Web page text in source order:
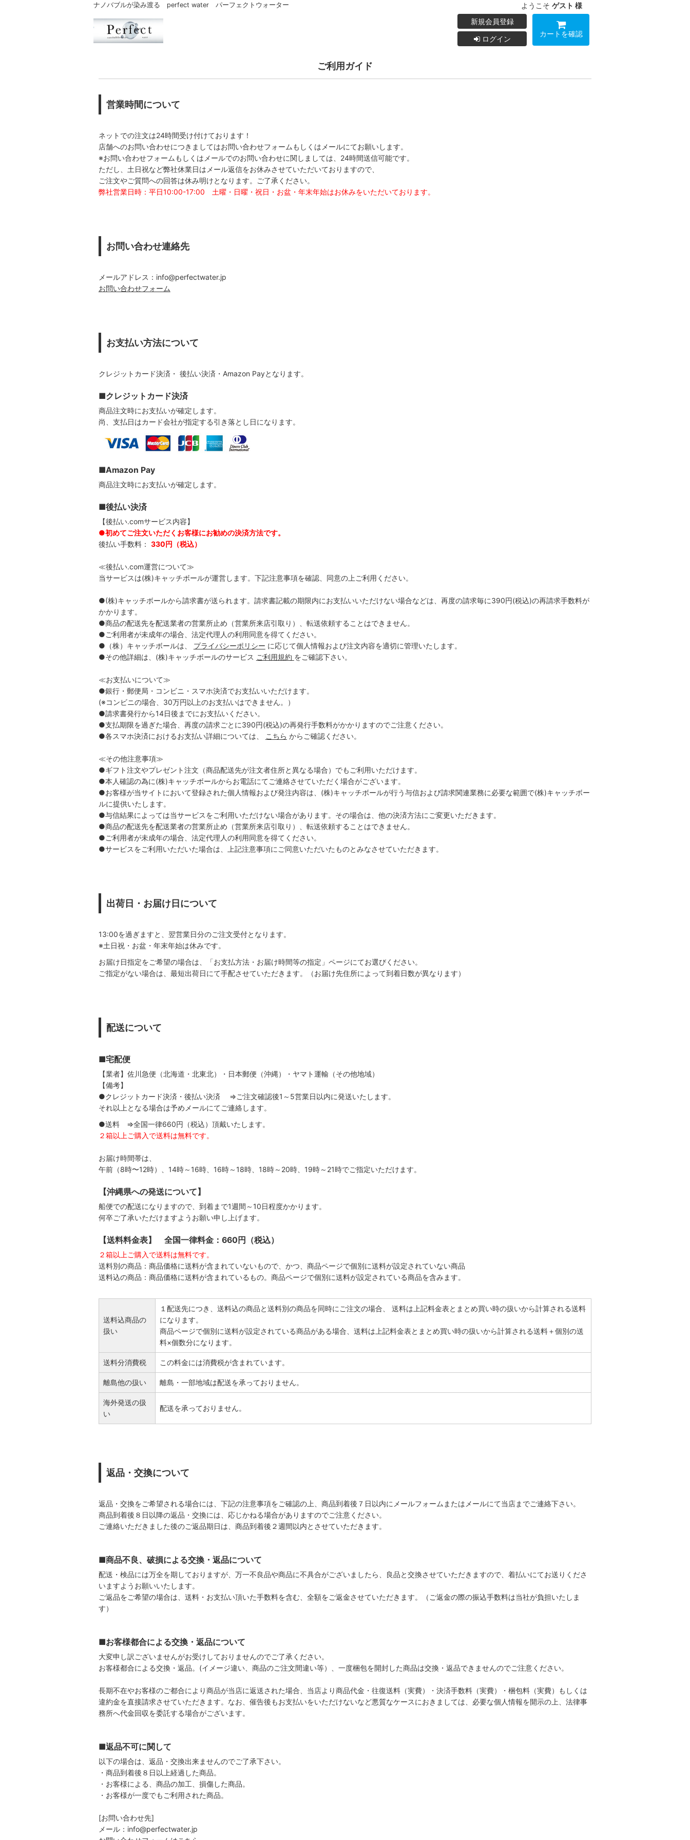
ナノバブルが染み渡る perfect water パーフェクトウォーター ようこそ ゲスト 様
新規会員登録
ログイン
カートを確認
ご利用ガイド
営業時間について
ネットでの注文は24時間受け付けております！
店舗へのお問い合わせにつきましてはお問い合わせフォームもしくはメールにてお願いします。
※お問い合わせフォームもしくはメールでのお問い合わせに関しましては、24時間送信可能です。
ただし、土日祝など弊社休業日はメール返信をお休みさせていただいておりますので、
ご注文やご質問への回答は休み明けとなります。ご了承ください。
弊社営業日時：平日10:00-17:00 土曜・日曜・祝日・お盆・年末年始はお休みをいただいております。
お問い合わせ連絡先
メールアドレス：info@perfectwater.jp
お問い合わせフォーム
お支払い方法について
クレジットカード決済・ 後払い決済・Amazon Payとなります。
■クレジットカード決済
商品注文時にお支払いが確定します。
尚、支払日はカード会社が指定する引き落とし日になります。
■Amazon Pay
商品注文時にお支払いが確定します。
■後払い決済
【後払い.comサービス内容】
●初めてご注文いただくお客様にお勧めの決済方法です。
後払い手数料： 330円（税込）
≪後払い.com運営について≫
当サービスは(株)キャッチボールが運営します。下記注意事項を確認、同意の上ご利用ください。
●(株)キャッチボールから請求書が送られます。請求書記載の期限内にお支払いいただけない場合などは、再度の請求毎に390円(税込)の再請求手数料が
かかります。
●商品の配送先を配送業者の営業所止め（営業所来店引取り）、転送依頼することはできません。
●ご利用者が未成年の場合、法定代理人の利用同意を得てください。
●（株）キャッチボールは、 プライバシーポリシー に応じて個人情報および注文内容を適切に管理いたします。
●その他詳細は、(株)キャッチボールのサービス ご利用規約 をご確認下さい。
≪お支払いについて≫
●銀行・郵便局・コンビニ・スマホ決済でお支払いいただけます。
(※コンビニの場合、30万円以上のお支払いはできません。）
●請求書発行から14日後までにお支払いください。
●支払期限を過ぎた場合、再度の請求ごとに390円(税込)の再発行手数料がかかりますのでご注意ください。
●各スマホ決済におけるお支払い詳細については、
こちら からご確認ください。
≪その他注意事項≫
●ギフト注文やプレゼント注文（商品配送先が注文者住所と異なる場合）でもご利用いただけます。
●本人確認の為に(株)キャッチボールからお電話にてご連絡させていただく場合がございます。
●お客様が当サイトにおいて登録された個人情報および発注内容は、(株)キャッチボールが行う与信および請求関連業務に必要な範囲で(株)キャッチボー
ルに提供いたします。
●与信結果によっては当サービスをご利用いただけない場合があります。その場合は、他の決済方法にご変更いただきます。
●商品の配送先を配送業者の営業所止め（営業所来店引取り）、転送依頼することはできません。
●ご利用者が未成年の場合、法定代理人の利用同意を得てください。
●サービスをご利用いただいた場合は、上記注意事項にご同意いただいたものとみなさせていただきます。
出荷日・お届け日について
13:00を過ぎますと、翌営業日分のご注文受付となります。
※土日祝・お盆・年末年始は休みです。
お届け日指定をご希望の場合は、「お支払方法・お届け時間等の指定」ページにてお選びください。
ご指定がない場合は、最短出荷日にて手配させていただきます。（お届け先住所によって到着日数が異なります）
配送について
■宅配便
【業者】佐川急便（北海道・北東北）・日本郵便（沖縄）・ヤマト運輸（その他地域）
【備考】
●クレジットカード決済・後払い決済
⇒ご注文確認後1～5営業日以内に発送いたします。
それ以上となる場合は予めメールにてご連絡します。
●送料 ⇒全国一律660円（税込）頂戴いたします。
２箱以上ご購入で送料は無料です。
お届け時間帯は、
午前（8時〜12時）、14時～16時、16時～18時、18時～20時、19時～21時でご指定いただけます。
【沖縄県への発送について】
船便での配送になりますので、到着まで1週間～10日程度かかります。
何卒ご了承いただけますようお願い申し上げます。
【送料料金表】 全国一律料金：660円（税込）
２箱以上ご購入で送料は無料です。
送料別の商品：商品価格に送料が含まれていないもので、かつ、商品ページで個別に送料が設定されていない商品
送料込の商品：商品価格に送料が含まれているもの。商品ページで個別に送料が設定されている商品を含みます。
送料込商品の
扱い
１配送先につき、送料込の商品と送料別の商品を同時にご注文の場合、 送料は上記料金表とまとめ買い時の扱いから計算される送料
になります。
商品ページで個別に送料が設定されている商品がある場合、送料は上記料金表とまとめ買い時の扱いから計算される送料＋個別の送
料×個数分になります。
送料分消費税 この料金には消費税が含まれています。
離島他の扱い 離島・一部地域は配送を承っておりません。
海外発送の扱
い
配送を承っておりません。
返品・交換について
返品・交換をご希望される場合には、下記の注意事項をご確認の上、商品到着後７日以内にメールフォームまたはメールにて当店までご連絡下さい。
商品到着後８日以降の返品・交換には、応じかねる場合がありますのでご注意ください。
ご連絡いただきました後のご返品期日は、商品到着後２週間以内とさせていただきます。
■商品不良、破損による交換・返品について
配送・検品には万全を期しておりますが、万一不良品や商品に不具合がございましたら、良品と交換させていただきますので、着払いにてお送りくださ
いますようお願いいたします。
ご返品をご希望の場合は、送料・お支払い頂いた手数料を含む、全額をご返金させていただきます。（ご返金の際の振込手数料は当社が負担いたしま
す）
■お客様都合による交換・返品について
大変申し訳ございませんがお受けしておりませんのでご了承ください。
お客様都合による交換・返品。(イメージ違い、商品のご注文間違い等）、一度梱包を開封した商品は交換・返品できませんのでご注意ください。
長期不在やお客様のご都合により商品が当店に返送された場合、当店より商品代金・往復送料（実費）・決済手数料（実費）・梱包料（実費）もしくは
違約金を直接請求させていただきます。なお、催告後もお支払いをいただけないなど悪質なケースにおきましては、必要な個人情報を開示の上、法律事
務所へ代金回収を委託する場合がございます。
■返品不可に関して
以下の場合は、返品・交換出来ませんのでご了承下さい。
・商品到着後８日以上経過した商品。
・お客様による、商品の加工、損傷した商品。
・お客様が一度でもご利用された商品。
[お問い合わせ先]
メール：info@perfectwater.jp